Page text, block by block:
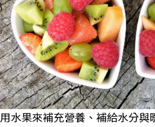
用水果來補充營養、補給水分與